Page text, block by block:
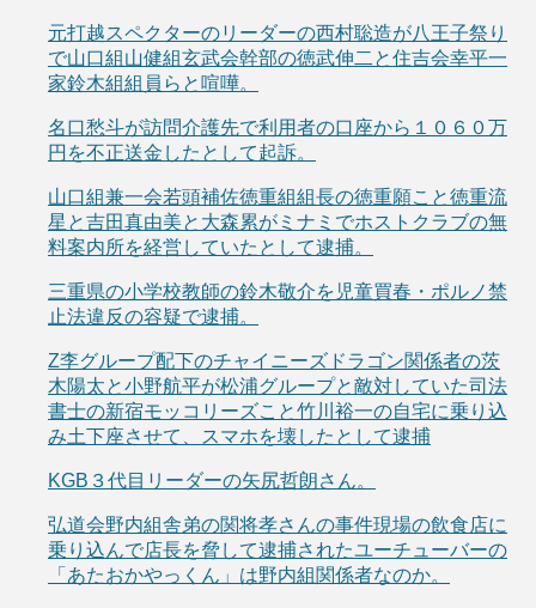
元打越スペクターのリーダーの西村聡造が八王子祭り
で山口組山健組玄武会幹部の徳武伸二と住吉会幸平一
家鈴木組組員らと喧嘩。
名口愁斗が訪問介護先で利用者の口座から１０６０万
円を不正送金したとして起訴。
山口組兼一会若頭補佐徳重組組長の徳重願こと徳重流
星と吉田真由美と大森累がミナミでホストクラブの無
料案内所を経営していたとして逮捕。
三重県の小学校教師の鈴木敬介を児童買春・ポルノ禁
止法違反の容疑で逮捕。
Z李グループ配下のチャイニーズドラゴン関係者の茨
木陽太と小野航平が松浦グループと敵対していた司法
書士の新宿モッコリーズこと竹川裕一の自宅に乗り込
み土下座させて、スマホを壊したとして逮捕
KGB３代目リーダーの矢尻哲朗さん。
弘道会野内組舎弟の関将孝さんの事件現場の飲食店に
乗り込んで店長を脅して逮捕されたユーチューバーの
「あたおかやっくん」は野内組関係者なのか。